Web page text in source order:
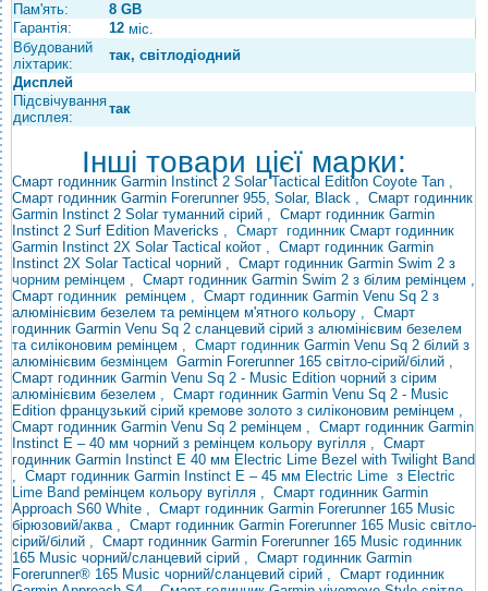
Пам'ять:
8 GB
Гарантія:
12 міс.
Вбудований
ліхтарик:
так, світлодіодний
Дисплей
Підсвічування
дисплея:
так
Інші товари цієї марки:
Смарт годинник Garmin Instinct 2 Solar Tactical Edition Coyote Tan ,
Смарт годинник Garmin Forerunner 955, Solar, Black , Смарт годинник
Garmin Instinct 2 Solar туманний сірий , Смарт годинник Garmin
Instinct 2 Surf Edition Mavericks , Смарт годинник Смарт годинник
Garmin Instinct 2X Solar Tactical койот , Смарт годинник Garmin
Instinct 2X Solar Tactical чорний , Смарт годинник Garmin Swim 2 з
чорним ремінцем , Смарт годинник Garmin Swim 2 з білим ремінцем ,
Смарт годинник ремінцем , Смарт годинник Garmin Venu Sq 2 з
алюмінієвим безелем та ремінцем м'ятного кольору , Смарт
годинник Garmin Venu Sq 2 сланцевий сірий з алюмінієвим безелем
та силіконовим ремінцем , Смарт годинник Garmin Venu Sq 2 білий з
алюмінієвим безмінцем Garmin Forerunner 165 світло-сірий/білий ,
Смарт годинник Garmin Venu Sq 2 - Music Edition чорний з сірим
алюмінієвим безелем , Смарт годинник Garmin Venu Sq 2 - Music
Edition французький сірий кремове золото з силіконовим ремінцем ,
Смарт годинник Garmin Venu Sq 2 ремінцем , Смарт годинник Garmin
Instinct E – 40 мм чорний з ремінцем кольору вугілля , Смарт
годинник Garmin Instinct E 40 мм Electric Lime Bezel with Twilight Band
, Смарт годинник Garmin Instinct E – 45 мм Electric Lime з Electric
Lime Band ремінцем кольору вугілля , Смарт годинник Garmin
Approach S60 White , Смарт годинник Garmin Forerunner 165 Music
бірюзовий/аква , Смарт годинник Garmin Forerunner 165 Music світло-
сірий/білий , Смарт годинник Garmin Forerunner 165 Music годинник
165 Music чорний/сланцевий сірий , Смарт годинник Garmin
Forerunner® 165 Music чорний/сланцевий сірий , Смарт годинник